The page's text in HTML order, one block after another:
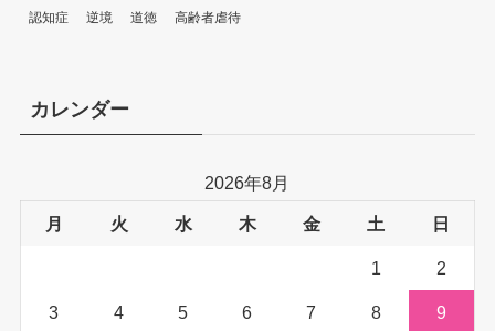
認知症
逆境 道徳 高齢者虐待
カレンダー
2026年8月
月 火 水 木 金 土 日
1 2
3 4 5 6 7 8 9